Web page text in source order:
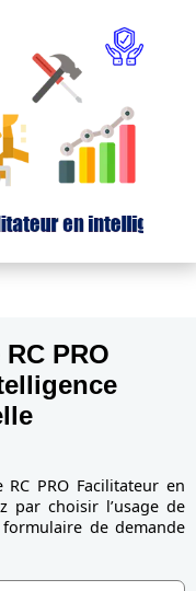
PRO
PRO Facilitateur en
par choisir l’usage de
de demande